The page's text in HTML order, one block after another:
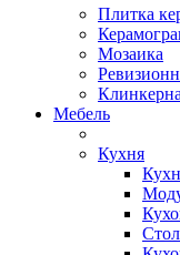
Плитка
Мозаика
Мебель
Кухня